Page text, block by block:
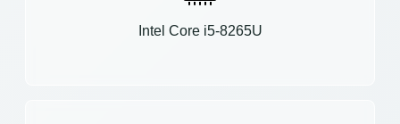
Intel Core i5-8265U